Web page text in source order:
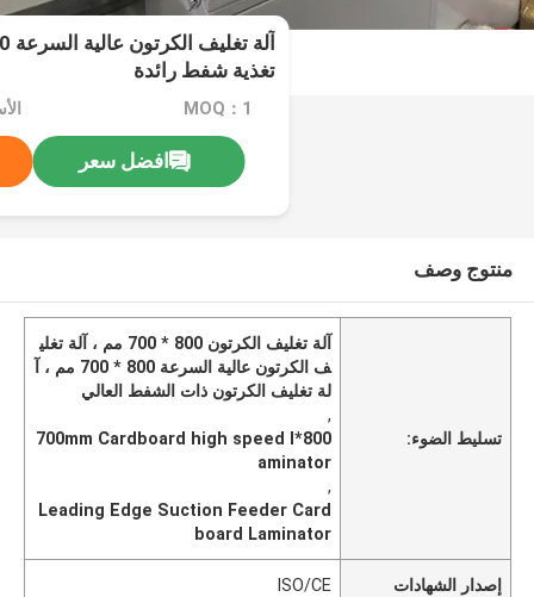
تغذية شفط رائدة
MOQ：1
افضل سعر
منتوج وصف
تسليط الضوء:
آلة تغليف الكرتون 800 * 700 مم ، آلة تغلي
ف الكرتون عالية السرعة 800 * 700 مم ، آ
لة تغليف الكرتون ذات الشفط العالي
,
800*700mm Cardboard high speed l
aminator
,
Leading Edge Suction Feeder Card
board Laminator
إصدار الشهادات ISO/CE